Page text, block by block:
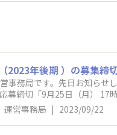
2023年後期 ）の募集
事務局です。先日お知ら
募締切「9月25日（月）
いただくことをおすすめ
。→【お知らせ】東京都
運営事務局 | 2023/09/22